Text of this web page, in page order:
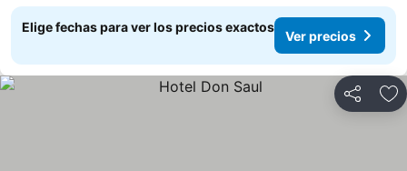
Elige fechas para ver los precios exactos
Ver precios
Compartir